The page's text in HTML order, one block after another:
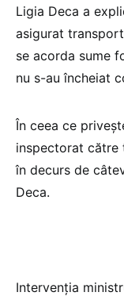
Ligia Deca a
asigurat
se acorda sume
nu s-au încheiat
În ceea ce
inspectorat către
în decurs de
Deca.
Intervenția